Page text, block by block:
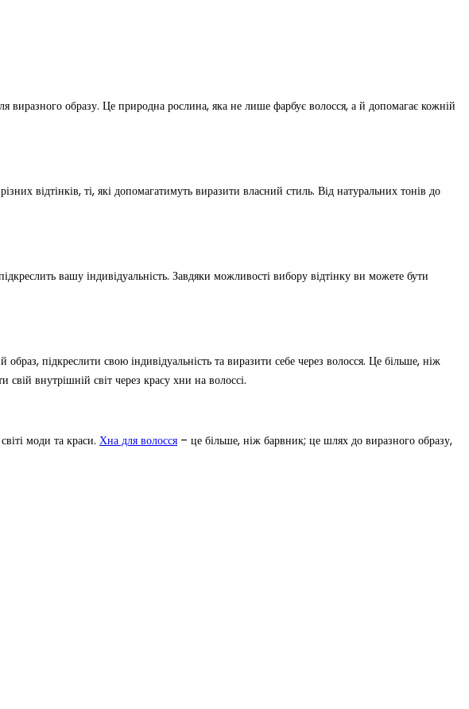
виразного образу. Це природна рослина, яка не лише фарбує волосся, а й допомагає кожній
відтінків, ті, які допомагатимуть виразити власний стиль. Від натуральних тонів до
вашу індивідуальність. Завдяки можливості вибору відтінку ви можете бути
підкреслити свою індивідуальність та виразити себе через волосся. Це більше, ніж
внутрішній світ через красу хни на волоссі.
моди та краси. Хна для волосся – це більше, ніж барвник; це шлях до виразного образу,